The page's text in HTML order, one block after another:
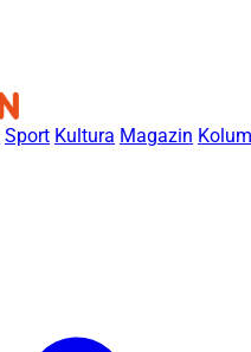
Sport Kultura Magazin